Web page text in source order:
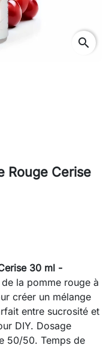
search
Rouge Cerise
30 ml -
la pomme rouge à
créer un mélange
entre sucrosité et
DIY. Dosage
50/50. Temps de